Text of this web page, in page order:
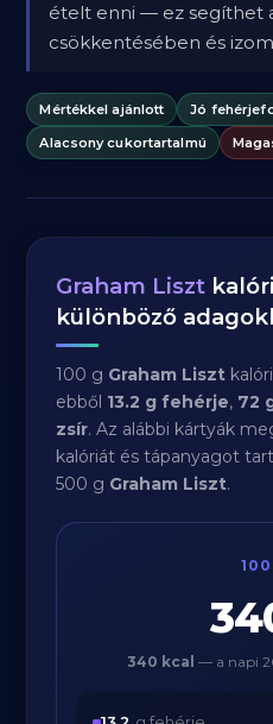
ételt enni — ez segíthet
csökkentésében és
Mértékkel ajánlott Jó
Alacsony cukortartalmú
Graham Liszt
különböző
100 g Graham Liszt
ebből 13.2 g fehérje, 72
zsír. Az alábbi kártyák
kalóriát és tápanyagot
500 g Graham Liszt.
100
340 kcal — a napi